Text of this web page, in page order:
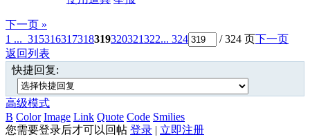
下一页 »
1 ... 315316317318319320321322... 324 / 324 页下一页
返回列表
快捷回复:
高级模式
B Color Image Link Quote Code Smilies
您需要登录后才可以回帖 登录 | 立即注册